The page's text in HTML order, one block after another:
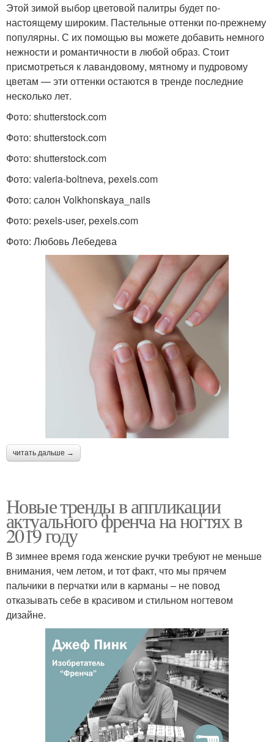
Этой зимой выбор цветовой палитры будет по-
настоящему широким. Пастельные оттенки по-прежнему
популярны. С их помощью вы можете добавить немного
нежности и романтичности в любой образ. Стоит
присмотреться к лавандовому, мятному и пудровому
цветам — эти оттенки остаются в тренде последние
несколько лет.
Фото: shutterstock.com
Фото: shutterstock.com
Фото: shutterstock.com
Фото: valeria-boltneva, pexels.com
Фото: салон Volkhonskaya_nails
Фото: pexels-user, pexels.com
Фото: Любовь Лебедева
читать дальше →
Новые тренды в аппликации
актуального френча на ногтях в
2019 году
В зимнее время года женские ручки требуют не меньше
внимания, чем летом, и тот факт, что мы прячем
пальчики в перчатки или в карманы – не повод
отказывать себе в красивом и стильном ногтевом
дизайне.